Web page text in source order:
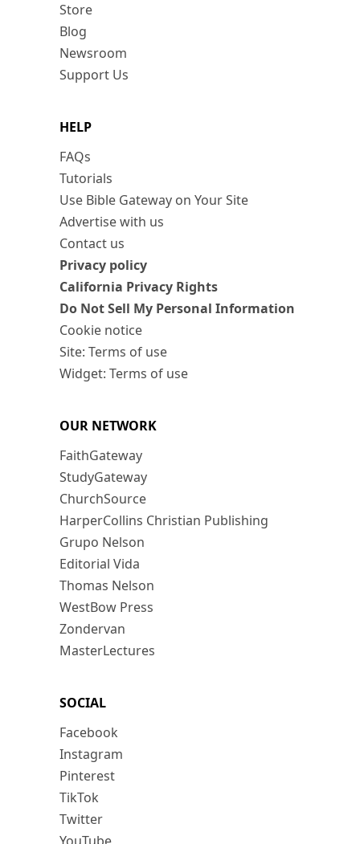
Store
Blog
Newsroom
Support Us
HELP
FAQs
Tutorials
Use Bible Gateway on Your Site
Advertise with us
Contact us
Privacy policy
California Privacy Rights
Do Not Sell My Personal Information
Cookie notice
Site: Terms of use
Widget: Terms of use
OUR NETWORK
FaithGateway
StudyGateway
ChurchSource
HarperCollins Christian Publishing
Grupo Nelson
Editorial Vida
Thomas Nelson
WestBow Press
Zondervan
MasterLectures
SOCIAL
Facebook
Instagram
Pinterest
TikTok
Twitter